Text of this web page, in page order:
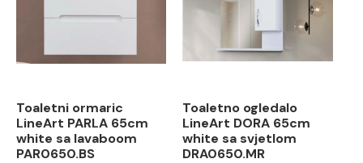
Toaletni ormaric
LineArt PARLA 65cm
white sa lavaboom
PAR0650.BS
Toaletno ogledalo
LineArt DORA 65cm
white sa svjetlom
DRA0650.MR